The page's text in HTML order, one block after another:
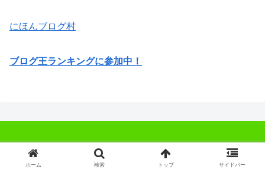
にほんブログ村
ブログ王ランキングに参加中！
ホーム 検索 トップ サイドバー